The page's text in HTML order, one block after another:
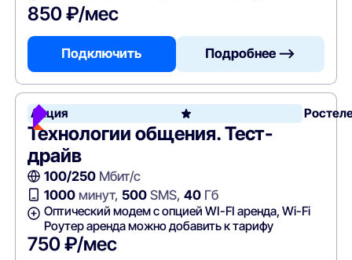
850 ₽/мес
Подключить Подробнее —>
Акция
Технологии общения. Тест-
драйв
100/250Мбит/с
1000минут, 500SMS, 40Гб
Оптический модем с опцией WI-FI аренда, Wi-Fi
Роутер аренда можно добавить к тарифу
750 ₽/мес